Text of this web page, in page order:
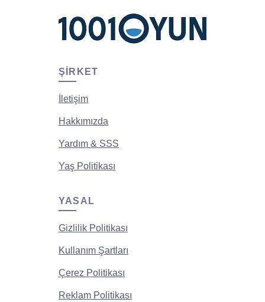
ŞIRKET
İletişim
Hakkımızda
Yardım & SSS
Yaş Politikası
YASAL
Gizlilik Politikası
Kullanım Şartları
Çerez Politikası
Reklam Politikası